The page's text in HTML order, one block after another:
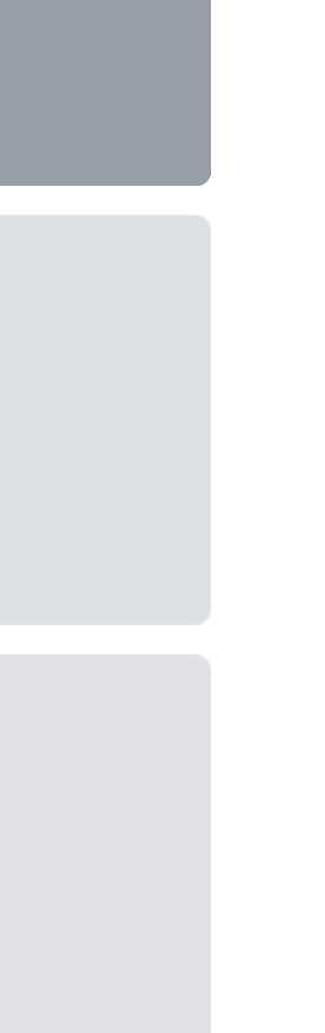
Rady (lipiec – grudzień 2026)
przez Cypryj (styczeń – czerwiec
Rady (lipiec – grudzień 2025)